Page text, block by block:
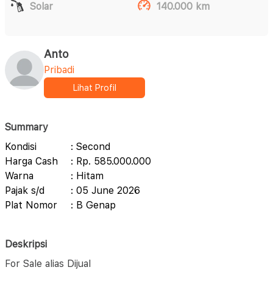
Solar
140.000 km
Anto
Pribadi
Lihat Profil
Summary
Kondisi
: Second
Harga Cash
: Rp. 585.000.000
Warna
: Hitam
Pajak s/d
: 05 June 2026
Plat Nomor
: B Genap
Deskripsi
For Sale alias Dijual